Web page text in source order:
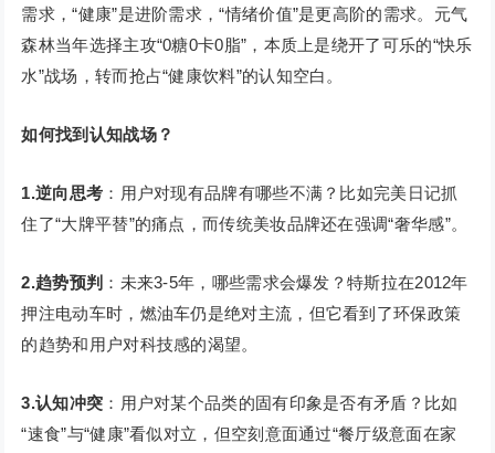
需求，“健康”是进阶需求，“情绪价值”是更高阶的需求。元气
森林当年选择主攻“0糖0卡0脂”，本质上是绕开了可乐的“快乐
水”战场，转而抢占“健康饮料”的认知空白。
如何找到认知战场？
1.逆向思考 ：用户对现有品牌有哪些不满？比如完美日记抓
住了“大牌平替”的痛点，而传统美妆品牌还在强调“奢华感”。
2.趋势预判 ：未来3-5年，哪些需求会爆发？特斯拉在2012年
押注电动车时，燃油车仍是绝对主流，但它看到了环保政策
的趋势和用户对科技感的渴望。
3.认知冲突 ：用户对某个品类的固有印象是否有矛盾？比如
“速食”与“健康”看似对立，但空刻意面通过“餐厅级意面在家